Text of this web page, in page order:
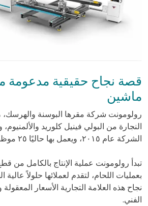
قصة نجاح حقيقية مدعومة
ماشين
رولومونت شركة مقرها البوسنة
النجارة من البولي فينيل كلوريد
الشركة عام ٢٠١٥، ويعمل بها حاليًا ٢٥ موظفًا.
تبدأ رولومونت عملية الإنتاج بالكامل من
بعمليات اللحام، لتقدم لعملائها حلولاً
نجاح هذه العلامة التجارية الأسعار
الفني.